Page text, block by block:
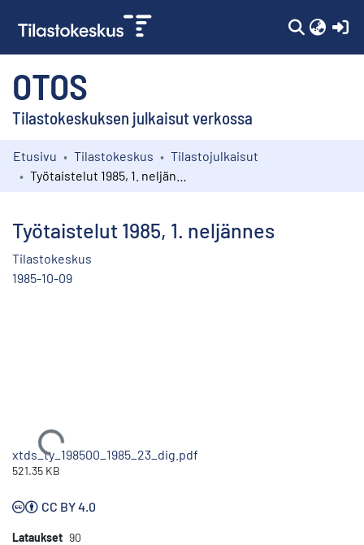
OTOS
Tilastokeskuksen julkaisut verkossa
Kokoelmat
Etusivu Tilastokeskus
Tilastojulkaisut
Työtaistelut 1985, 1. neljännes
Tilastokeskus
1985-10-09
Ladataan...
xtds_ty_198500_1985_23_dig.pdf
521.35 KB
CC BY 4.0
Lataukset 90